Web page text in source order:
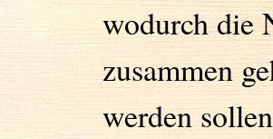
wodurch die
zusammen
werden